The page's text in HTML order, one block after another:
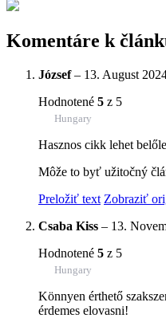
Komentáre k
József – 13. August
Hodnotené 5 z 5
Hungary
Hasznos cikk lehet
Môže to byť užitočný
Preložiť text Zobraziť
Csaba Kiss – 13.
Hodnotené 5 z 5
Hungary
Könnyen érthető
érdemes elovasni!